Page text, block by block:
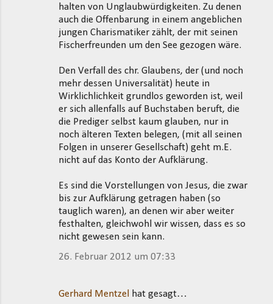
halten von Unglaubwürdigkeiten. Zu denen
auch die Offenbarung in einem angeblichen
jungen Charismatiker zählt, der mit seinen
Fischerfreunden um den See gezogen wäre.
Den Verfall des chr. Glaubens, der (und noch
mehr dessen Universalität) heute in
Wirklichlichkeit grundlos geworden ist, weil
er sich allenfalls auf Buchstaben beruft, die
die Prediger selbst kaum glauben, nur in
noch älteren Texten belegen, (mit all seinen
Folgen in unserer Gesellschaft) geht m.E.
nicht auf das Konto der Aufklärung.
Es sind die Vorstellungen von Jesus, die zwar
bis zur Aufklärung getragen haben (so
tauglich waren), an denen wir aber weiter
festhalten, gleichwohl wir wissen, dass es so
nicht gewesen sein kann.
26. Februar 2012 um 07:33
Gerhard Mentzel
hat gesagt…